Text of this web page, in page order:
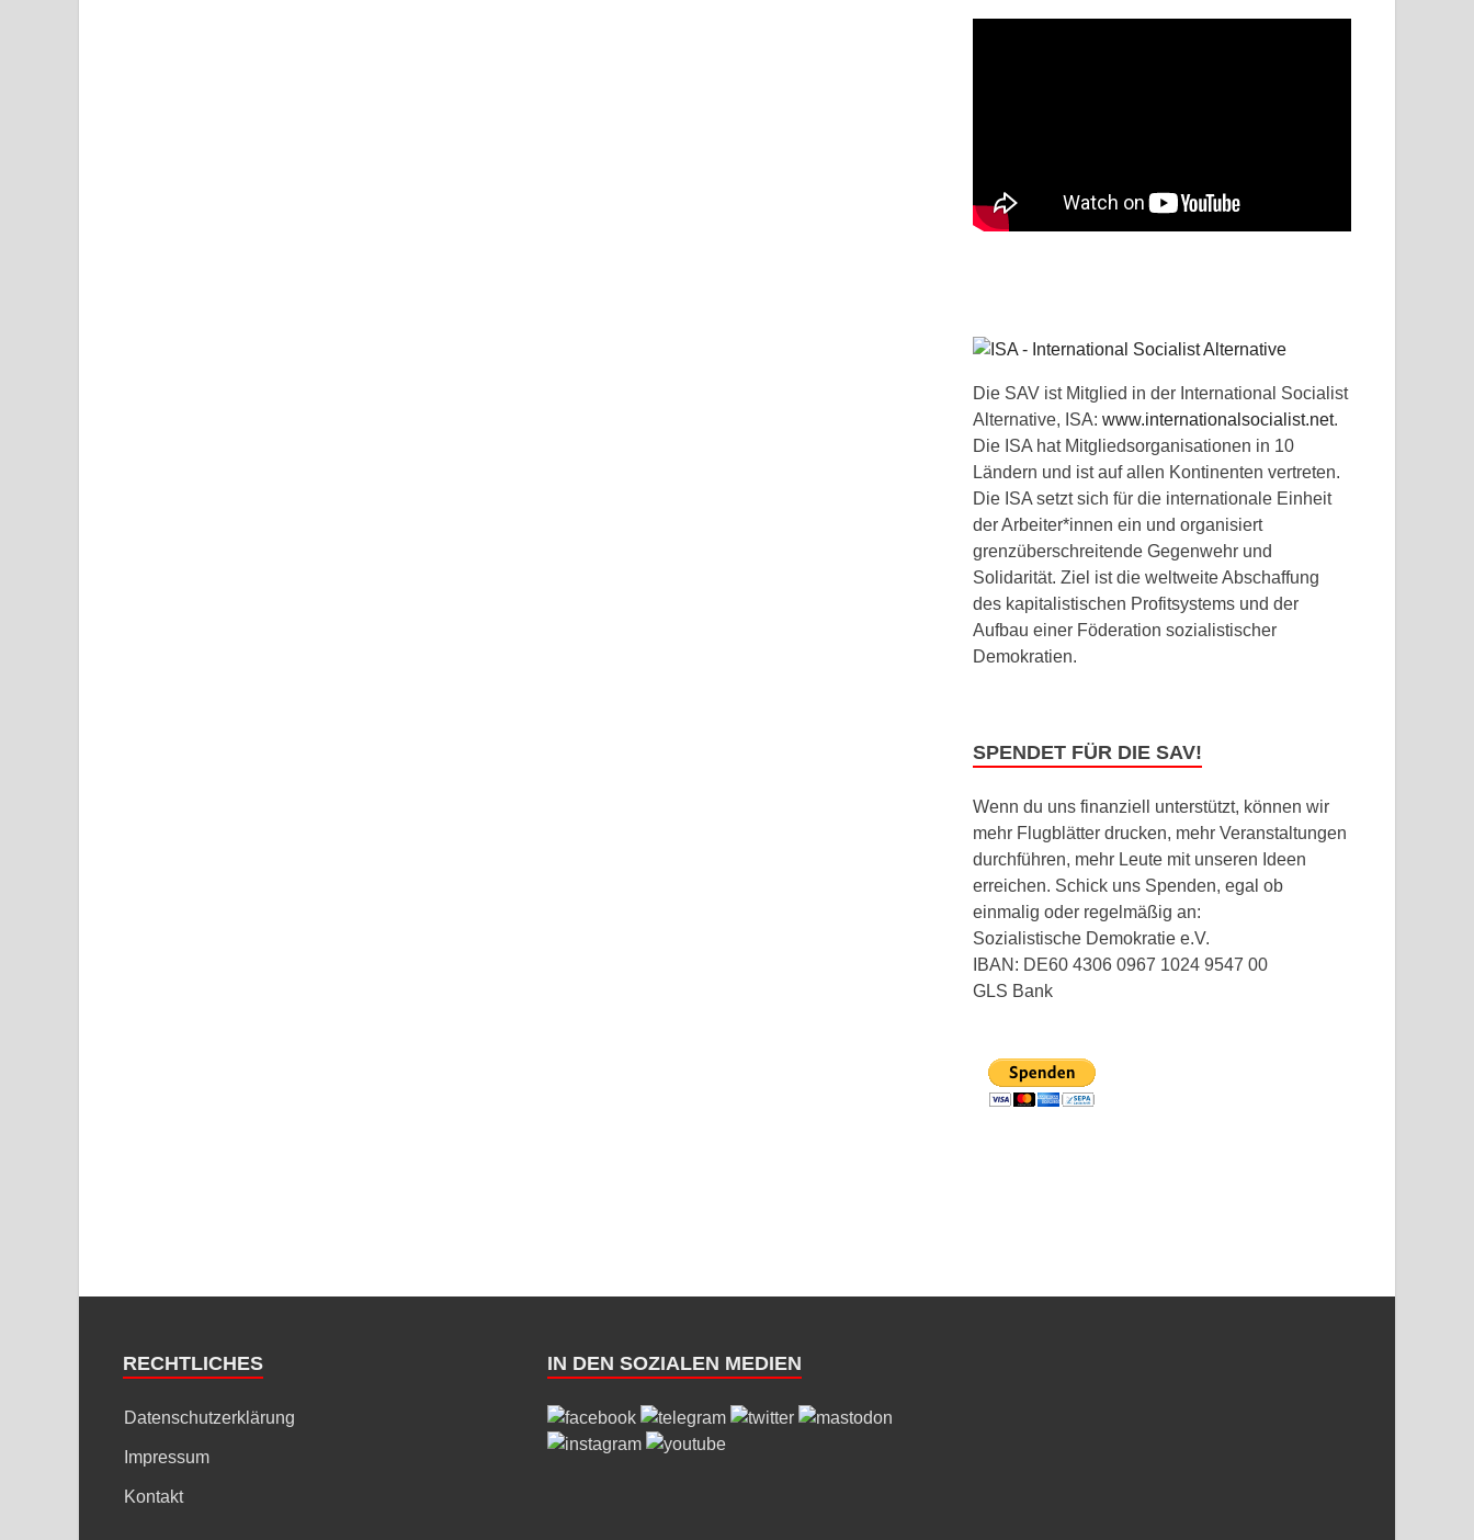
Die SAV ist Mitglied in der International Socialist
Alternative, ISA:www.internationalsocialist.net.
Die ISA hat Mitgliedsorganisationen in 10
Ländern und ist auf allen Kontinenten vertreten.
Die ISA setzt sich für die internationale Einheit
der Arbeiter*innen ein und organisiert
grenzüberschreitende Gegenwehr und
Solidarität. Ziel ist die weltweite Abschaffung
des kapitalistischen Profitsystems und der
Aufbau einer Föderation sozialistischer
Demokratien.
SPENDET FÜR DIE SAV!
Wenn du uns finanziell unterstützt, können wir
mehr Flugblätter drucken, mehr Veranstaltungen
durchführen, mehr Leute mit unseren Ideen
erreichen. Schick uns Spenden, egal ob
einmalig oder regelmäßig an:
Sozialistische Demokratie e.V.
IBAN: DE60 4306 0967 1024 9547 00
GLS Bank
RECHTLICHES
Datenschutzerklärung
Impressum
Kontakt
IN DEN SOZIALEN MEDIEN